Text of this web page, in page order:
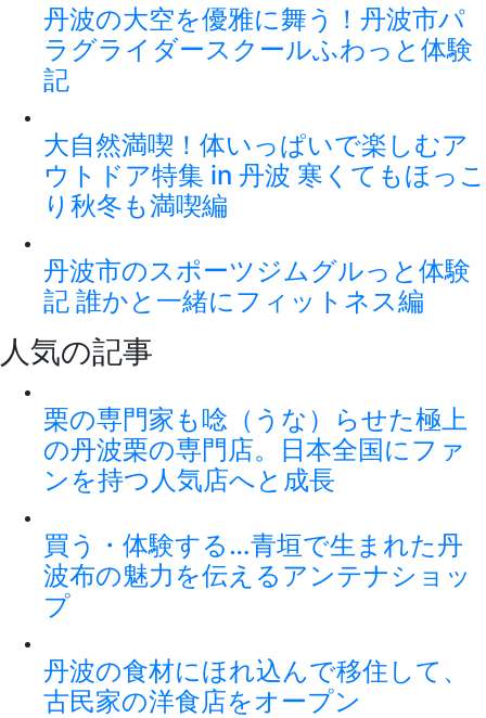
丹波の大空を優雅に舞う！丹波市パ
ラグライダースクールふわっと体験
記
大自然満喫！体いっぱいで楽しむア
ウトドア特集 in 丹波 寒くてもほっこ
り秋冬も満喫編
丹波市のスポーツジムグルっと体験
記 誰かと一緒にフィットネス編
人気の記事
栗の専門家も唸（うな）らせた極上
の丹波栗の専門店。日本全国にファ
ンを持つ人気店へと成長
買う・体験する…青垣で生まれた丹
波布の魅力を伝えるアンテナショッ
プ
丹波の食材にほれ込んで移住して、
古民家の洋食店をオープン